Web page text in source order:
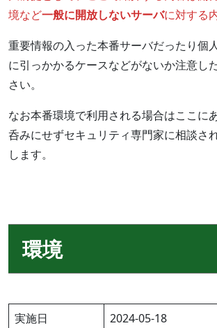
境など一般に開放しないサーバに対する
重要情報の入った本番サーバだったり個
に引っかかるケースなどがないか注意し
さい。
なお本番環境で利用される場合はここに
呑みにせずセキュリティ専門家に相談さ
します。
環境
実施日
2024-05-18